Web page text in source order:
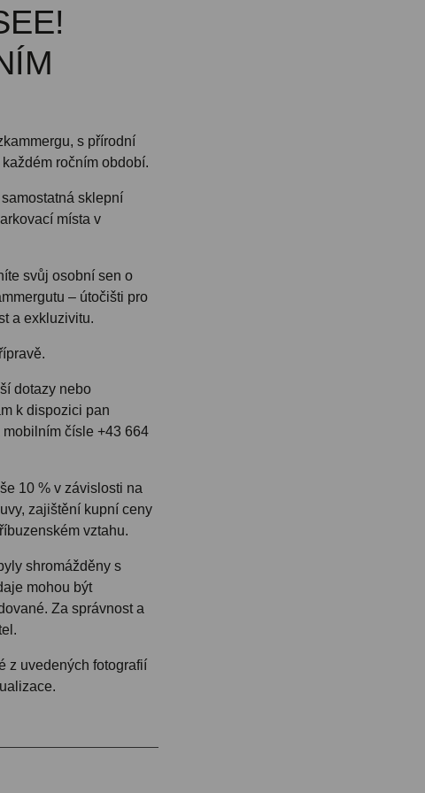
s přírodní
ročním období.
sklepní
místa v
svůj osobní sen o
– útočišti pro
a exkluzivitu.
dotazy nebo
k dispozici pan
čísle +43 664
10 % v závislosti na
zajištění kupní ceny
vztahu.
shromážděny s
mohou být
Za správnost a
z uvedených fotografií